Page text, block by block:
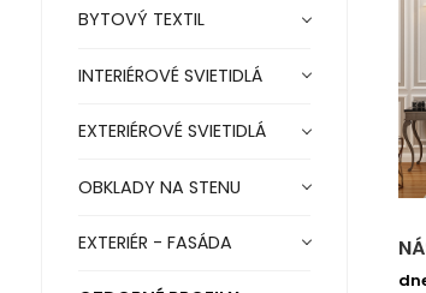
BYTOVÝ TEXTIL
INTERIÉROVÉ SVIETIDLÁ
EXTERIÉROVÉ SVIETIDLÁ
OBKLADY NA STENU
EXTERIÉR - FASÁDA